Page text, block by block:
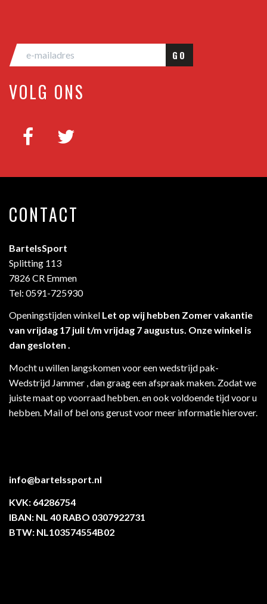
GO
VOLG ONS
CONTACT
BartelsSport
Splitting 113
7826 CR Emmen
Tel: 0591-725930
Openingstijden winkel Let op wij hebben Zomer vakantie
van vrijdag 17 juli t/m vrijdag 7 augustus. Onze winkel is
dan gesloten .
Mocht u willen langskomen voor een wedstrijd pak-
Wedstrijd Jammer , dan graag een afspraak maken. Zodat we
juiste maat op voorraad hebben. en ook voldoende tijd voor u
hebben. Mail of bel ons gerust voor meer informatie hierover.
info@bartelssport.nl
KVK: 64286754
IBAN: NL 40 RABO 0307922731
BTW: NL103574554B02